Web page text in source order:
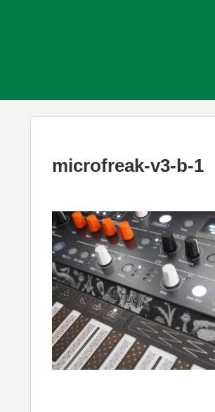
microfreak-v3-b-1